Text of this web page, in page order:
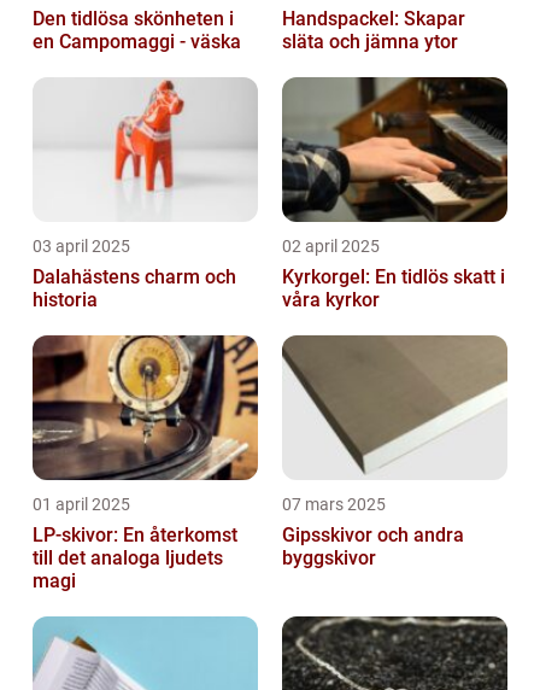
Den tidlösa skönheten i
en Campomaggi - väska
Handspackel: Skapar
släta och jämna ytor
03 april 2025
Dalahästens charm och
historia
02 april 2025
Kyrkorgel: En tidlös skatt i
våra kyrkor
01 april 2025
LP-skivor: En återkomst
till det analoga ljudets
magi
07 mars 2025
Gipsskivor och andra
byggskivor